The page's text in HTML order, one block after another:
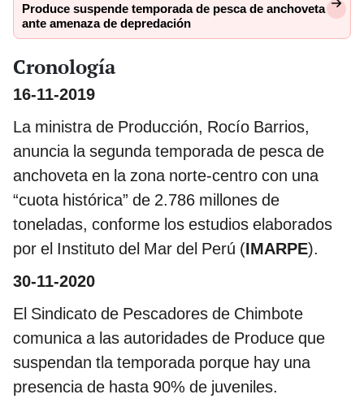
Produce suspende temporada de pesca de anchoveta
ante amenaza de depredación
Cronología
16-11-2019
La ministra de Producción, Rocío Barrios,
anuncia la segunda temporada de pesca de
anchoveta en la zona norte-centro con una
“cuota histórica” de 2.786 millones de
toneladas, conforme los estudios elaborados
por el Instituto del Mar del Perú (IMARPE).
30-11-2020
El Sindicato de Pescadores de Chimbote
comunica a las autoridades de Produce que
suspendan tla temporada porque hay una
presencia de hasta 90% de juveniles.